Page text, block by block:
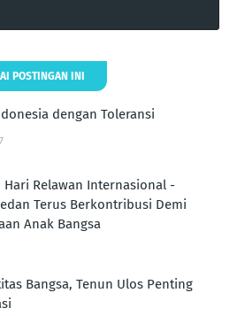
POSTINGAN INI
dengan Toleransi
Hari Relawan Internasional -
Terus Berkontribusi Demi
Anak Bangsa
Bangsa, Tenun Ulos Penting